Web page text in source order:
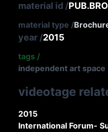
material id /
material type /
year /2015
tags /
independent art space
videotage
2015
International Forum-